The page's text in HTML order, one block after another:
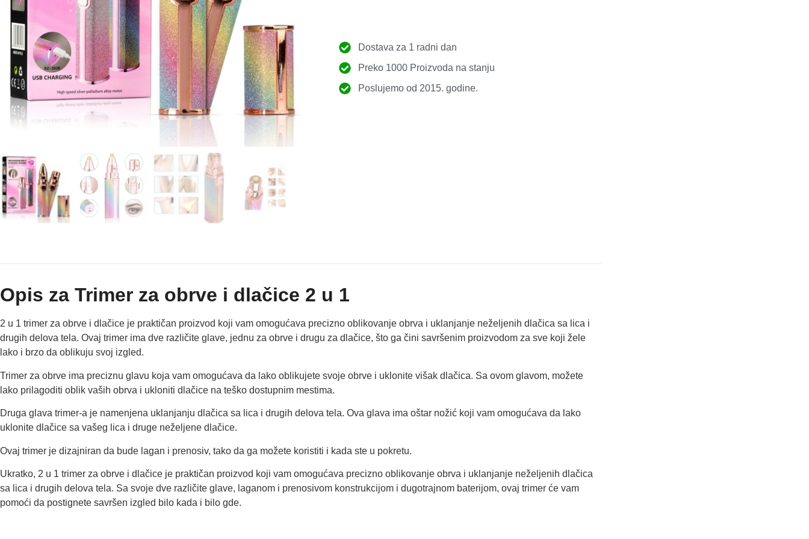
Dostava za 1 radni dan
Preko 1000 Proizvoda na stanju
Poslujemo od 2015. godine.
Opis za Trimer za obrve i dlačice 2 u 1
2 u 1 trimer za obrve i dlačice je praktičan proizvod koji vam omogućava precizno oblikovanje obrva i uklanjanje neželjenih dlačica sa lica i
drugih delova tela. Ovaj trimer ima dve različite glave, jednu za obrve i drugu za dlačice, što ga čini savršenim proizvodom za sve koji žele
lako i brzo da oblikuju svoj izgled.
Trimer za obrve ima preciznu glavu koja vam omogućava da lako oblikujete svoje obrve i uklonite višak dlačica. Sa ovom glavom, možete
lako prilagoditi oblik vaših obrva i ukloniti dlačice na teško dostupnim mestima.
Druga glava trimer-a je namenjena uklanjanju dlačica sa lica i drugih delova tela. Ova glava ima oštar nožić koji vam omogućava da lako
uklonite dlačice sa vašeg lica i druge neželjene dlačice.
Ovaj trimer je dizajniran da bude lagan i prenosiv, tako da ga možete koristiti i kada ste u pokretu.
Ukratko, 2 u 1 trimer za obrve i dlačice je praktičan proizvod koji vam omogućava precizno oblikovanje obrva i uklanjanje neželjenih dlačica
sa lica i drugih delova tela. Sa svoje dve različite glave, laganom i prenosivom konstrukcijom i dugotrajnom baterijom, ovaj trimer će vam
pomoći da postignete savršen izgled bilo kada i bilo gde.